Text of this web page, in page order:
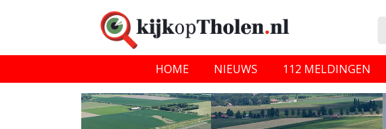
HOME NIEUWS 112 MELDINGEN